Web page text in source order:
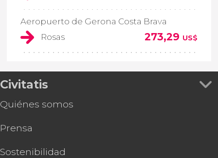
Aeropuerto de Gerona Costa Brava
Rosas
273,29 US$
Civitatis
Quiénes somos
Prensa
Sostenibilidad